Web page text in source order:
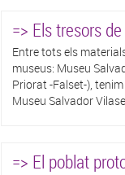
=> Els tresors
Entre tots els
museus: Museu
Priorat -Falset-),
Museu Salvador
=> El poblat